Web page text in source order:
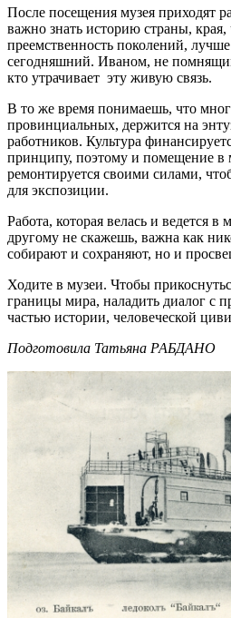
После посещения музея приходят
важно знать историю страны,
преемственность поколений,
сегодняшний. Иваном, не
кто утрачивает эту живую связь.
В то же время понимаешь, что
провинциальных, держится на
работников. Культура
принципу, поэтому и помещение в
ремонтируется своими силами,
для экспозиции.
Работа, которая велась и ведется
другому не скажешь, важна как
собирают и сохраняют, но и
Ходите в музеи. Чтобы
границы мира, наладить диалог с
частью истории, человеческой
Подготовила Татьяна РАБДАНО